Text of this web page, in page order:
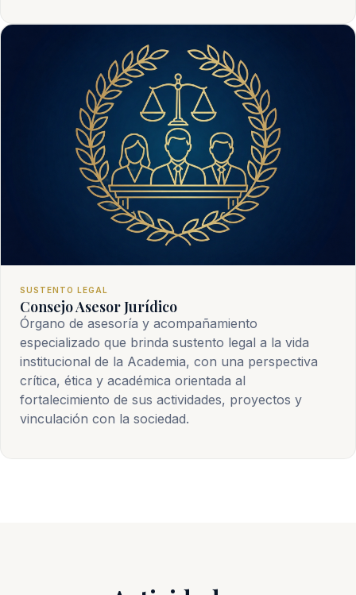
SUSTENTO LEGAL
Consejo Asesor Jurídico
Órgano de asesoría y acompañamiento
especializado que brinda sustento legal a la vida
institucional de la Academia, con una perspectiva
crítica, ética y académica orientada al
fortalecimiento de sus actividades, proyectos y
vinculación con la sociedad.